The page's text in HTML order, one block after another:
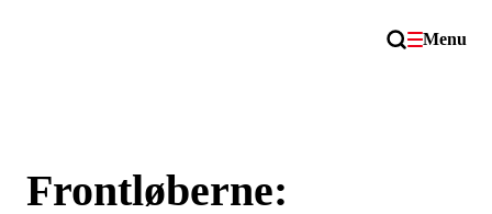
Menu
Frontløberne: